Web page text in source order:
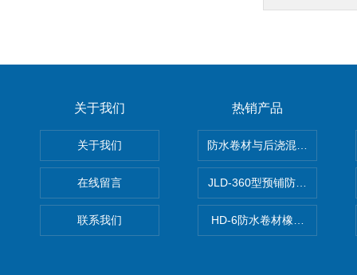
关于我们
关于我们
在线留言
联系我们
热销产品
防水卷材与后浇混凝土剥离强
JLD-360型预铺防水卷材抗冲
HD-6防水卷材橡胶测厚仪